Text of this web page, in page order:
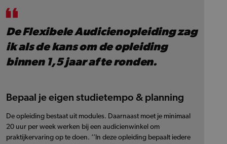
De Flexibele Audicienopleiding zag
ik als de kans om de opleiding
binnen 1,5 jaar af te ronden.
Bepaal je eigen studietempo & planning
De opleiding bestaat uit modules. Daarnaast moet je minimaal
20 uur per week werken bij een audicienwinkel om
praktijkervaring op te doen. ‘’In deze opleiding bepaalt iedere